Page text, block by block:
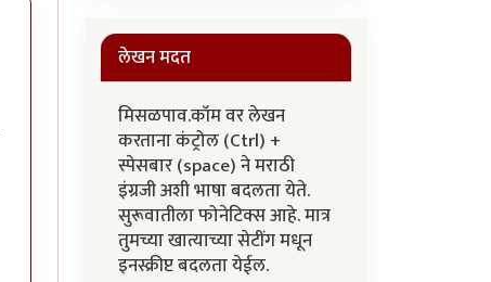
लेखन मदत
मिसळपाव.कॉम वर लेखन
करताना कंट्रोल (Ctrl) +
स्पेसबार (space) ने मराठी
इंग्रजी अशी भाषा बदलता येते.
सुरूवातीला फोनेटिक्स आहे. मात्र
तुमच्या खात्याच्या सेटींग मधून
इनस्क्रीप्ट बदलता येईल.